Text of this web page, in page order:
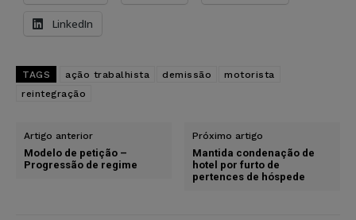
LinkedIn
TAGS ação trabalhista demissão
motorista
reintegração
Artigo anterior
Modelo de petição –
Progressão de regime
Próximo artigo
Mantida condenação de
hotel por furto de
pertences de hóspede